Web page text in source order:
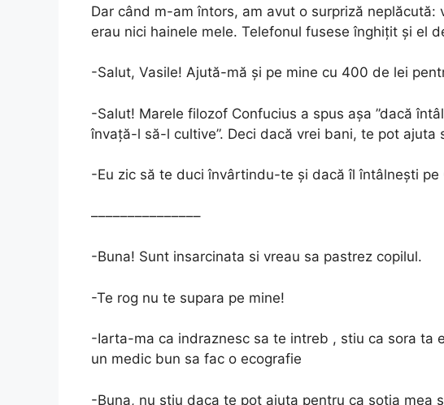
Dar când m-am întors, am avut o surpriză neplăcută:
erau nici hainele mele. Telefonul fusese înghițit și el
-Salut, Vasile! Ajută-mă și pe mine cu 400 de lei
-Salut! Marele filozof Confucius a spus așa ”dacă
învață-l să-l cultive”. Deci dacă vrei bani, te pot ajuta
-Eu zic să te duci învârtindu-te și dacă îl întâlnești
–––––––––––––––
-Buna! Sunt insarcinata si vreau sa pastrez copilul.
-Te rog nu te supara pe mine!
-Iarta-ma ca indraznesc sa te intreb , stiu ca sora ta
un medic bun sa fac o ecografie
-Buna, nu stiu daca te pot ajuta pentru ca sotia mea